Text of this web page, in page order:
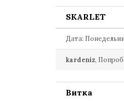
SKARLET
Дата:
kardeniz,
Витка